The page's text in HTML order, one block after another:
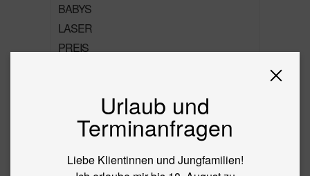
BABYS
LASER
PREIS
Herbstzeit! Stärke Dich mit den Fünf
Urlaub und
Terminanfragen
Liebe Klientinnen und Jungfamilien!